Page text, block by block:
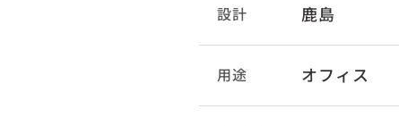
設計 鹿島
用途 オフィス